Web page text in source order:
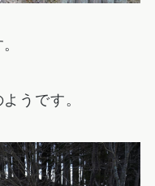
うです。